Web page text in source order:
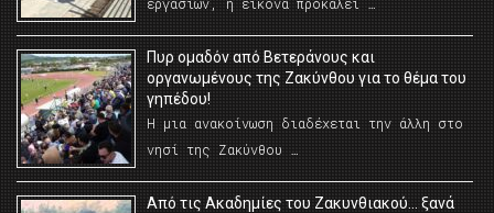
Πυρ ομαδόν από Βετεράνους και
οργανωμένους της Ζακύνθου για το θέμα του
γηπέδου!
Η μια ανακοίνωση διαδέχεται την άλλη στο
νησί της Ζακύνθου …
Από τις Ακαδημίες του Ζακυνθιακού… ξανά